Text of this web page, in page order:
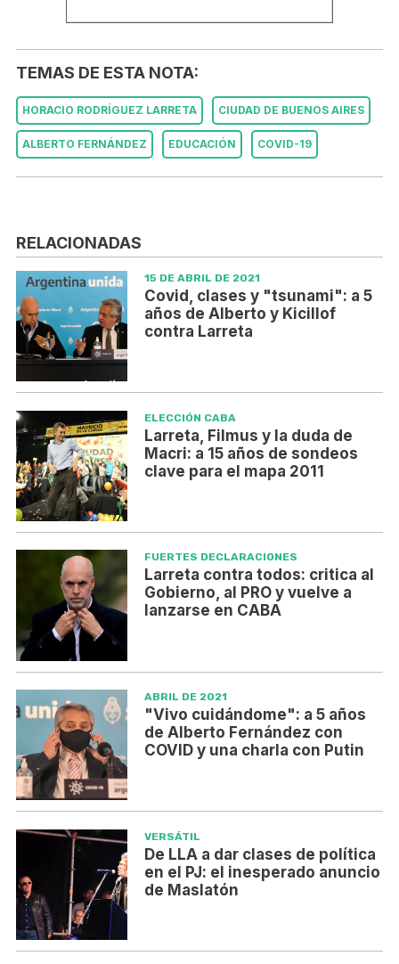
TEMAS DE ESTA NOTA:
HORACIO RODRÍGUEZ LARRETA CIUDAD DE BUENOS AIRES
ALBERTO FERNÁNDEZ EDUCACIÓN COVID-19
RELACIONADAS
15 DE ABRIL DE 2021
Covid, clases y "tsunami": a 5
años de Alberto y Kicillof
contra Larreta
ELECCIÓN CABA
Larreta, Filmus y la duda de
Macri: a 15 años de sondeos
clave para el mapa 2011
FUERTES DECLARACIONES
Larreta contra todos: critica al
Gobierno, al PRO y vuelve a
lanzarse en CABA
ABRIL DE 2021
"Vivo cuidándome": a 5 años
de Alberto Fernández con
COVID y una charla con Putin
VERSÁTIL
De LLA a dar clases de política
en el PJ: el inesperado anuncio
de Maslatón